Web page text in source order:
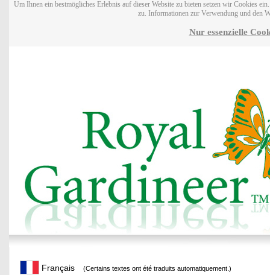
Um Ihnen ein bestmögliches Erlebnis auf dieser Website zu bieten setzen wir Cookies
zu. Informationen zur Verwendung und den
Nur essenzielle
Français (Certains textes ont été traduits automatiquement.)